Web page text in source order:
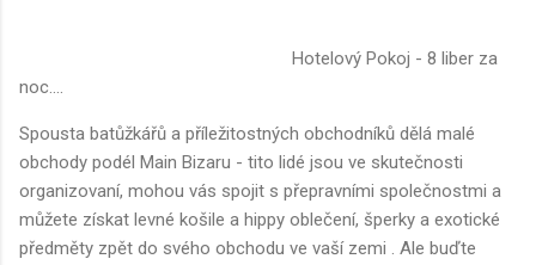
Hotelový Pokoj - 8 liber za
noc....
Spousta batůžkářů a příležitostných obchodníků dělá malé
obchody podél Main Bizaru - tito lidé jsou ve skutečnosti
organizovaní, mohou vás spojit s přepravními společnostmi a
můžete získat levné košile a hippy oblečení, šperky a exotické
předměty zpět do svého obchodu ve vaší zemi . Ale buďte